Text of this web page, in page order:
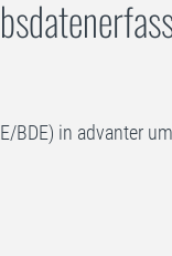
BDE) in advanter